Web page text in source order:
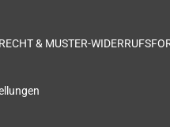
& MUSTER-